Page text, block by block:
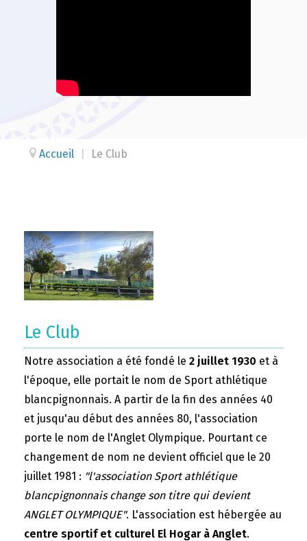
Accueil Le Club
Le Club
Notre association a été fondé le 2 juillet 1930 et à
l'époque, elle portait le nom de Sport athlétique
blancpignonnais. A partir de la fin des années 40
et jusqu'au début des années 80, l'association
porte le nom de l'Anglet Olympique. Pourtant ce
changement de nom ne devient officiel que le 20
juillet 1981 : "l'association Sport athlétique
blancpignonnais change son titre qui devient
ANGLET OLYMPIQUE". L'association est hébergée au
centre sportif et culturel El Hogar à Anglet.